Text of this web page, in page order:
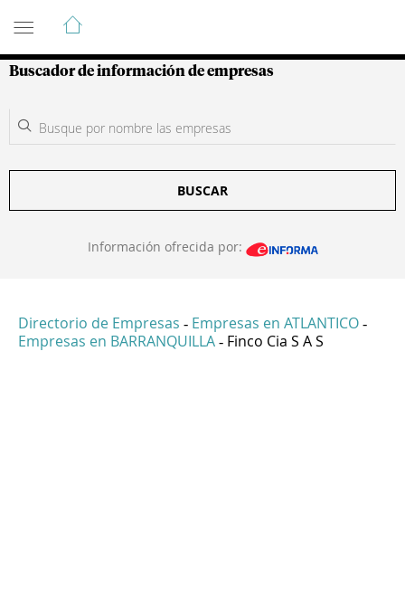
Guía de Empresas Colombianas
Buscador de información de empresas
BUSCAR
Información ofrecida por:
Directorio de Empresas - Empresas en ATLANTICO -
Empresas en BARRANQUILLA - Finco Cia S A S